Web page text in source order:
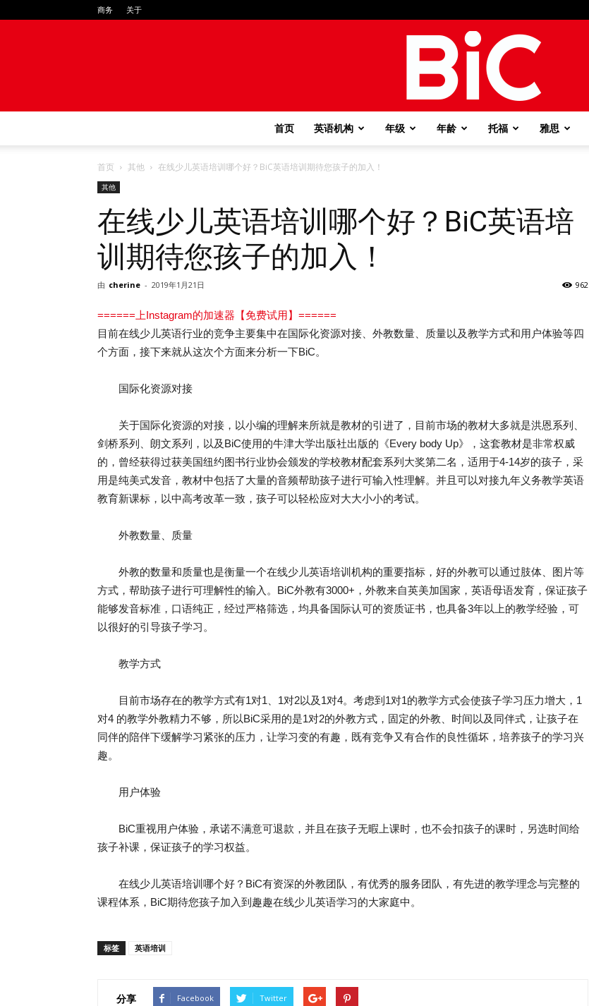
商务 关于
首页 英语机构 年级 年龄 托福 雅思
首页 其他 在线少儿英语培训哪个好？BiC英语培训期待您孩子的加入！
其他
在线少儿英语培训哪个好？BiC英语培
训期待您孩子的加入！
由 cherine - 2019年1月21日 962
======上Instagram的加速器【免费试用】======
目前在线少儿英语行业的竞争主要集中在国际化资源对接、外教数量、质量以及教学方式和用户体验等四
个方面，接下来就从这次个方面来分析一下BiC。
国际化资源对接
关于国际化资源的对接，以小编的理解来所就是教材的引进了，目前市场的教材大多就是洪恩系列、
剑桥系列、朗文系列，以及BiC使用的牛津大学出版社出版的《Every body Up》，这套教材是非常权威
的，曾经获得过获美国纽约图书行业协会颁发的学校教材配套系列大奖第二名，适用于4-14岁的孩子，采
用是纯美式发音，教材中包括了大量的音频帮助孩子进行可输入性理解。并且可以对接九年义务教学英语
教育新课标，以中高考改革一致，孩子可以轻松应对大大小小的考试。
外教数量、质量
外教的数量和质量也是衡量一个在线少儿英语培训机构的重要指标，好的外教可以通过肢体、图片等
方式，帮助孩子进行可理解性的输入。BiC外教有3000+，外教来自英美加国家，英语母语发育，保证孩子
能够发音标准，口语纯正，经过严格筛选，均具备国际认可的资质证书，也具备3年以上的教学经验，可
以很好的引导孩子学习。
教学方式
目前市场存在的教学方式有1对1、1对2以及1对4。考虑到1对1的教学方式会使孩子学习压力增大，1
对4 的教学外教精力不够，所以BiC采用的是1对2的外教方式，固定的外教、时间以及同伴式，让孩子在
同伴的陪伴下缓解学习紧张的压力，让学习变的有趣，既有竞争又有合作的良性循坏，培养孩子的学习兴
趣。
用户体验
BiC重视用户体验，承诺不满意可退款，并且在孩子无暇上课时，也不会扣孩子的课时，另选时间给
孩子补课，保证孩子的学习权益。
在线少儿英语培训哪个好？BiC有资深的外教团队，有优秀的服务团队，有先进的教学理念与完整的
课程体系，BiC期待您孩子加入到趣趣在线少儿英语学习的大家庭中。
标签 英语培训
分享 Facebook Twitter